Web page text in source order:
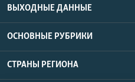
ВЫХОДНЫЕ ДАННЫЕ
ОСНОВНЫЕ РУБРИКИ
СТРАНЫ РЕГИОНА